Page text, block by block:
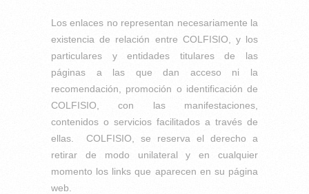
Los enlaces no representan necesariamente la
existencia de relación entre COLFISIO, y los
particulares y entidades titulares de las
páginas a las que dan acceso ni la
recomendación, promoción o identificación de
COLFISIO, con las manifestaciones,
contenidos o servicios facilitados a través de
ellas. COLFISIO, se reserva el derecho a
retirar de modo unilateral y en cualquier
momento los links que aparecen en su página
web.